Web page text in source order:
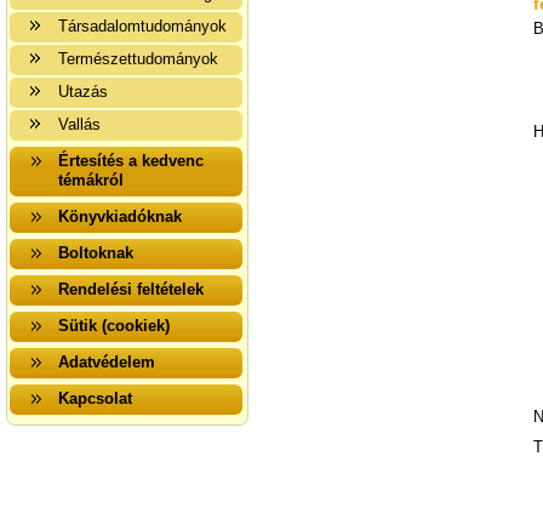
Társadalomtudományok
Természettudományok
Utazás
Vallás
Értesítés a kedvenc
témákról
Könyvkiadóknak
Boltoknak
Rendelési feltételek
Sütik (cookiek)
Adatvédelem
Kapcsolat